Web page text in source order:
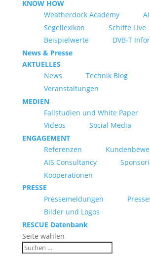
KNOW HOW
Weatherdock Academy
Segellexikon
Schiffe Live
Beispielwerte
DVB-T
News & Presse
AKTUELLES
News
Technik Blog
Veranstaltungen
MEDIEN
Fallstudien und White Paper
Videos
Social Media
ENGAGEMENT
Referenzen
AIS Consultancy
Kooperationen
PRESSE
Pressemeldungen
Bilder und Logos
RESCUE Datenbank
Seite wählen